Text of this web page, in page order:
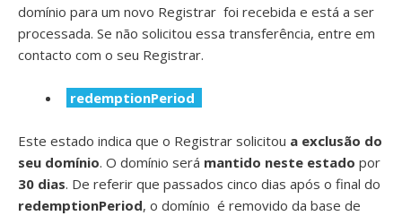
domínio para um novo Registrar foi recebida e está a ser
processada. Se não solicitou essa transferência, entre em
contacto com o seu Registrar.
redemptionPeriod
Este estado indica que o Registrar solicitou a exclusão do
seu domínio. O domínio será mantido neste estado por
30 dias. De referir que passados cinco dias após o final do
redemptionPeriod, o domínio é removido da base de